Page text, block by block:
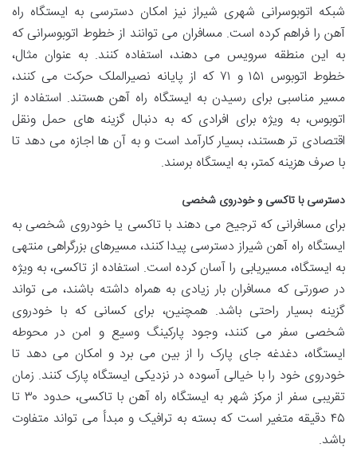
شبکه اتوبوسرانی شهری شیراز نیز امکان دسترسی به ایستگاه راه
آهن را فراهم کرده است. مسافران می توانند از خطوط اتوبوسرانی که
به این منطقه سرویس می دهند، استفاده کنند. به عنوان مثال،
خطوط اتوبوس ۱۵۱ و ۷۱ که از پایانه نصیرالملک حرکت می کنند،
مسیر مناسبی برای رسیدن به ایستگاه راه آهن هستند. استفاده از
اتوبوس، به ویژه برای افرادی که به دنبال گزینه های حمل ونقل
اقتصادی تر هستند، بسیار کارآمد است و به آن ها اجازه می دهد تا
با صرف هزینه کمتر، به ایستگاه برسند.
دسترسی با تاکسی و خودروی شخصی
برای مسافرانی که ترجیح می دهند با تاکسی یا خودروی شخصی به
ایستگاه راه آهن شیراز دسترسی پیدا کنند، مسیرهای بزرگراهی منتهی
به ایستگاه، مسیریابی را آسان کرده است. استفاده از تاکسی، به ویژه
در صورتی که مسافران بار زیادی به همراه داشته باشند، می تواند
گزینه بسیار راحتی باشد. همچنین، برای کسانی که با خودروی
شخصی سفر می کنند، وجود پارکینگ وسیع و امن در محوطه
ایستگاه، دغدغه جای پارک را از بین می برد و امکان می دهد تا
خودروی خود را با خیالی آسوده در نزدیکی ایستگاه پارک کنند. زمان
تقریبی سفر از مرکز شهر به ایستگاه راه آهن با تاکسی، حدود ۳۰ تا
۴۵ دقیقه متغیر است که بسته به ترافیک و مبدأ می تواند متفاوت
باشد.